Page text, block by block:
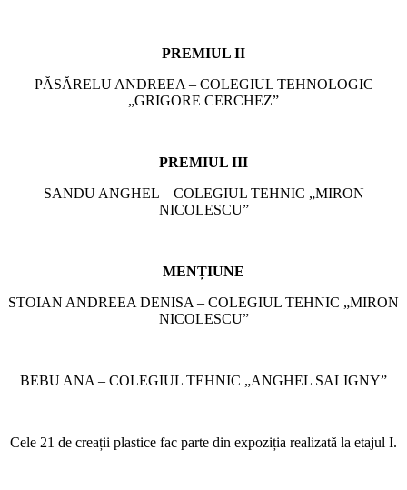
PREMIUL II
PĂSĂRELU ANDREEA – COLEGIUL TEHNOLOGIC
„GRIGORE CERCHEZ”
PREMIUL III
SANDU ANGHEL – COLEGIUL TEHNIC „MIRON
NICOLESCU”
MENȚIUNE
STOIAN ANDREEA DENISA – COLEGIUL TEHNIC „MIRON
NICOLESCU”
BEBU ANA – COLEGIUL TEHNIC „ANGHEL SALIGNY”
Cele 21 de creații plastice fac parte din expoziția realizată la etajul I.